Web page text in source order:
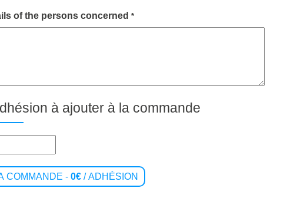
of the persons concerned *
à ajouter à la commande
COMMANDE - 0€ / ADHÉSION